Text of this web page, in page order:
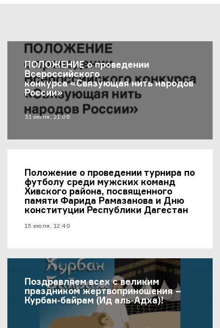
Последние Новости
ПОЛОЖЕНИЕ о проведении
Всероссийского
конкурса «Связующая нить народов
России»
материал опубликован
31 июля, 21:06
Положение о проведении турнира по
футболу среди мужских команд
Хивского района, посвященного
памяти Фарида Рамазанова и Дню
конституции Республики Дагестан
материал опубликован
15 июля, 12:40
Поздравляем всех с великим
праздником жертвоприношения –
Курбан-байрам (Ид аль-Адха)!